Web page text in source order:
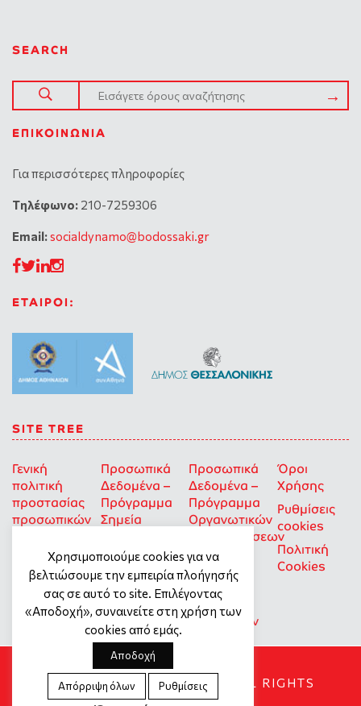
SEARCH
ΕΠΙΚΟΙΝΩΝΊΑ
Για περισσότερες πληροφορίες
Tηλέφωνο: 210-7259306
Email:socialdynamo@bodossaki.gr
ΕΤΑΙΡΟΙ:
SITE TREE
Γενική
πολιτική
προστασίας
προσωπικών
Προσωπικά
Δεδομένα –
Πρόγραμμα
Σημεία
Προσωπικά
Δεδομένα –
Πρόγραμμα
Οργανωτικών
Επιχορηγήσεων
για Οκοιπ
που δρουν
για την
Ισότητα
των Φύλων
Όροι
Χρήσης
Ρυθμίσεις
cookies
Πολιτική
Cookies
SOCIAL DYNAMO © 2018. ALL RIGHTS
RESERVED
Χρησιμοποιούμε cookies για να
βελτιώσουμε την εμπειρία πλοήγησής
σας σε αυτό το site. Επιλέγοντας
«Αποδοχή», συναινείτε στη χρήση των
cookies από εμάς.
Αποδοχή
Απόρριψη όλων Ρυθμίσεις